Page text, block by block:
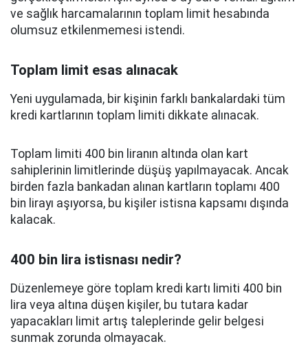
ve sağlık harcamalarının toplam limit hesabında
olumsuz etkilenmemesi istendi.
Toplam limit esas alınacak
Yeni uygulamada, bir kişinin farklı bankalardaki tüm
kredi kartlarının toplam limiti dikkate alınacak.
Toplam limiti 400 bin liranın altında olan kart
sahiplerinin limitlerinde düşüş yapılmayacak. Ancak
birden fazla bankadan alınan kartların toplamı 400
bin lirayı aşıyorsa, bu kişiler istisna kapsamı dışında
kalacak.
400 bin lira istisnası nedir?
Düzenlemeye göre toplam kredi kartı limiti 400 bin
lira veya altına düşen kişiler, bu tutara kadar
yapacakları limit artış taleplerinde gelir belgesi
sunmak zorunda olmayacak.